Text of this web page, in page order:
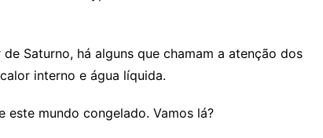
Saturno, há alguns que chamam a atenção dos
interno e água líquida.
este mundo congelado. Vamos lá?